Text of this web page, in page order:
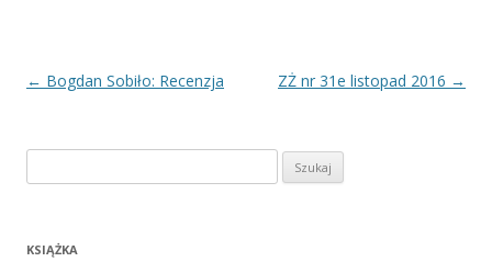
Nawigacja
← Bogdan Sobiło: Recenzja ZŻ nr 31e listopad 2016 →
KSIĄŻKA